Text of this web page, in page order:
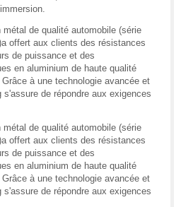
de qualité automobile (série
offert aux clients des résistances
de puissance et des
en aluminium de haute qualité
à une technologie avancée et
de répondre aux exigences
de qualité automobile (série
offert aux clients des résistances
de puissance et des
en aluminium de haute qualité
à une technologie avancée et
de répondre aux exigences